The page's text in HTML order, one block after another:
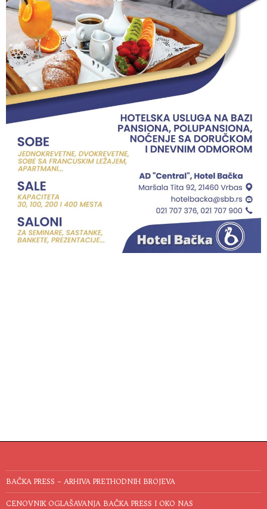
BAČKA PRESS – ARHIVA PRETHODNIH BROJEVA
CENOVNIK OGLAŠAVANJA BAČKA PRESS I OKO NAS